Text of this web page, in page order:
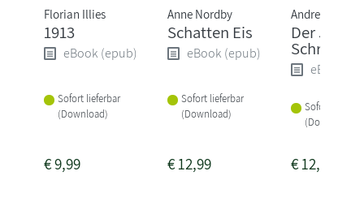
Florian Illies
1913
eBook (epub)
Sofort lieferbar
(Download)
€9,99
Anne Nordby
Schatten Eis
eBook (epub)
Sofort lieferbar
(Download)
€12,99
Andreas
Der Judas-
Schrein
eBook
Sofort
(Download)
€12,99